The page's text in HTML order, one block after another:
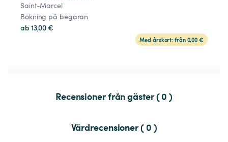
Saint-Marcel
Bokning på begäran
ab 13,00 €
Med årskort: från 0,00 €
Recensioner från gäster ( 0 )
Värdrecensioner ( 0 )